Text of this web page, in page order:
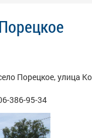
Порецкое,улица
386-95-34